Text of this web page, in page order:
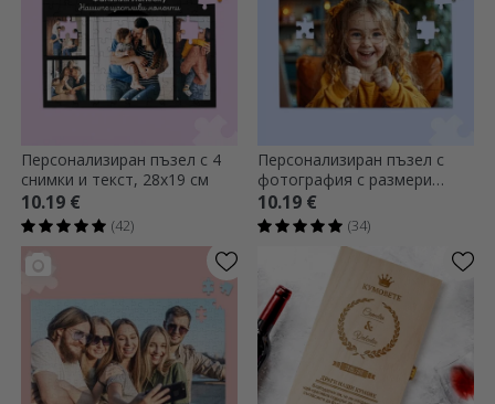
Персонализиран пъзел с 4
снимки и текст, 28x19 см
10.19 €
(42)
Персонализиран пъзел с
фотография с размери
28x19 cm
10.19 €
(34)